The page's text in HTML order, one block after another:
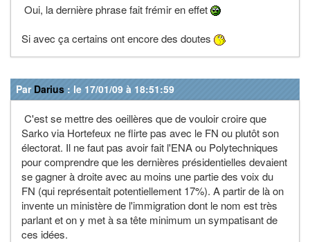
Oui, la dernière phrase fait frémir en effet
Si avec ça certains ont encore des doutes
Par Darius : le 17/01/09 à 18:51:59
C'est se mettre des oeillères que de vouloir croire que
Sarko via Hortefeux ne flirte pas avec le FN ou plutôt son
électorat. Il ne faut pas avoir fait l'ENA ou Polytechniques
pour comprendre que les dernières présidentielles devaient
se gagner à droite avec au moins une partie des voix du
FN (qui représentait potentiellement 17%). A partir de là on
invente un ministère de l'immigration dont le nom est très
parlant et on y met à sa tête minimum un sympatisant de
ces idées.